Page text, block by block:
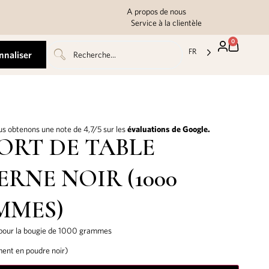
A propos de nous
Service à la clientèle
FR
0
obtenons une note de 4,7/5 sur lesévaluations de Google.
DE TABLE
NOIR (1000
la bougie de 1000 grammes
en poudre noir)